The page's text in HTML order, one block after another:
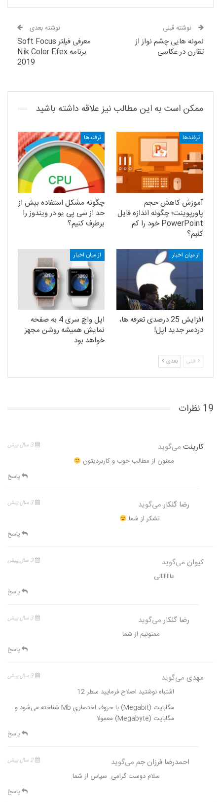
نوشته قبلی
نمونه هایی چشم نواز از
تقارن در عکاسی
نوشته بعدی
معرفی فیلتر Soft Focus
برنامه Nik Color Efex
2019
ممکن است به این مطالب نیز علاقه داشته باشید
ترفندها
آموزش کاهش حجم
پاورپوینت؛ چگونه اندازه فایل
PowerPoint خود را کم
کنیم؟
ترفندها
چگونه مشکل استفاده بیش از
حد از سی پی یو در ویندوز را
برطرف کنیم؟
از میان اخبار
افزایش 25 درصدی تعرفه ها،
دردسر جدید اپل!
از میان اخبار
اپل واچ سری 4 به صفحه
نمایش همیشه روشن مجهز
خواهد بود
قبلی بعدی
19 نظرات
کارینت می‌گوید
ممنون از مطالب خوب و کاربردیتون
پاسخ
رضا گلکارمی‌گوید
تشکر از شما
پاسخ
کیوان می‌گوید
عااااااالی
پاسخ
رضا گلکارمی‌گوید
ممنونیم از شما
پاسخ
مهدی می‌گوید
اشتباه نوشتید اصلاح فرمایید سطر 12
مگابایت (Megabit) با حروف اختصاری Mb شناخته می‌شود و
مگابایت (Megabyte) معمولا
پاسخ
احمدرضا فرزان جم می‌گوید
سلام دوست گرامی. سپاس از شما.
پاسخ